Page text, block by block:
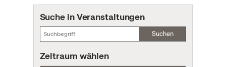
Suche in Veranstaltungen
Suchen
Zeitraum wählen